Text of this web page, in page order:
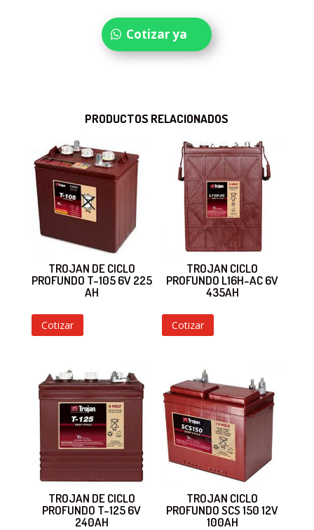
Cotizar ya
PRODUCTOS RELACIONADOS
TROJAN DE CICLO
PROFUNDO T-105 6V 225
AH
Cotizar
TROJAN CICLO
PROFUNDO L16H-AC 6V
435AH
Cotizar
TROJAN DE CICLO
PROFUNDO T-125 6V
240AH
TROJAN CICLO
PROFUNDO SCS 150 12V
100AH